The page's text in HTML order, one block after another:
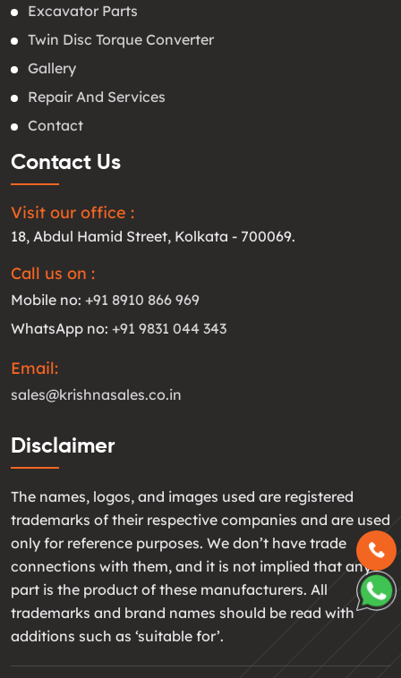
Excavator Parts
Twin Disc Torque Converter
Gallery
Repair And Services
Contact
Contact Us
Visit our office :
18, Abdul Hamid Street, Kolkata - 700069.
Call us on :
Mobile no: +91 8910 866 969
WhatsApp no: +91 9831 044 343
Email:
sales@krishnasales.co.in
Disclaimer
The names, logos, and images used are registered
trademarks of their respective companies and are used
only for reference purposes. We don’t have trade
connections with them, and it is not implied that any
part is the product of these manufacturers. All
trademarks and brand names should be read with
additions such as ‘suitable for’.